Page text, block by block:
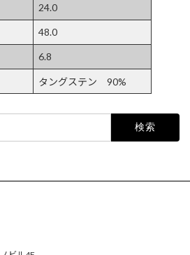
24.0
48.0
6.8
タングステン 90%